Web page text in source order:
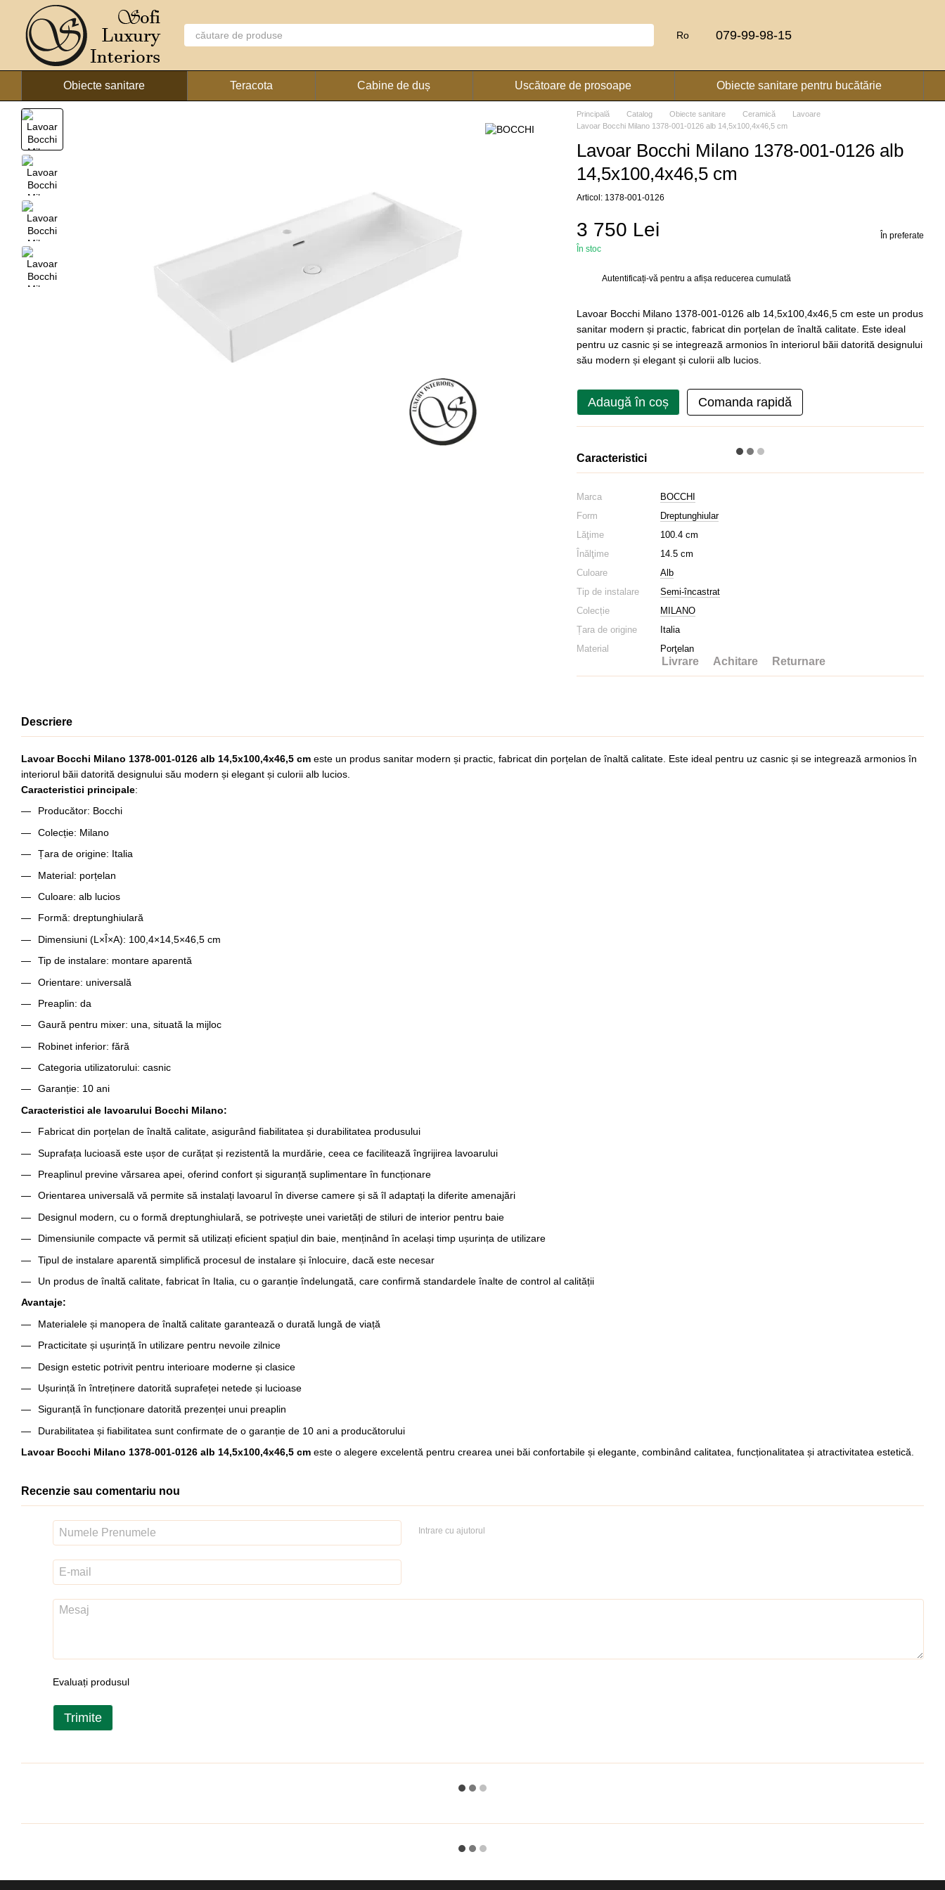
Mergi la conținutul principal
Ro 079-99-98-15
Obiecte sanitare Teracota Cabine de duș Uscătoare de prosoape Obiecte sanitare pentru bucătărie
Principală Catalog Obiecte sanitare Ceramică
Lavoare
Lavoar Bocchi Milano 1378-001-0126 alb 14,5x100,4x46,5 cm
Lavoar Bocchi Milano 1378-001-0126 alb
14,5x100,4x46,5 cm
Articol: 1378-001-0126
3 750 Lei
În stoc
În preferate
Autentificați-văpentru a afișa reducerea cumulată
Lavoar Bocchi Milano 1378-001-0126 alb 14,5x100,4x46,5 cm este un produs
sanitar modern și practic, fabricat din porțelan de înaltă calitate. Este ideal
pentru uz casnic și se integrează armonios în interiorul băii datorită designului
său modern și elegant și culorii alb lucios.
Adaugă în coș Comanda rapidă
Caracteristici
Marca
BOCCHI
Form
Dreptunghiular
Lăţime
100.4 cm
Înălţime
14.5 cm
Culoare
Alb
Tip de instalare
Semi-încastrat
Colecție
MILANO
Țara de origine
Italia
Material
Porţelan
Livrare Achitare Returnare
Descriere
Lavoar Bocchi Milano 1378-001-0126 alb 14,5x100,4x46,5 cm este un produs sanitar modern și practic, fabricat din porțelan de înaltă calitate. Este ideal pentru uz casnic și se integrează armonios în
interiorul băii datorită designului său modern și elegant și culorii alb lucios.
Caracteristici principale:
Producător: Bocchi
Colecție: Milano
Țara de origine: Italia
Material: porțelan
Culoare: alb lucios
Formă: dreptunghiulară
Dimensiuni (L×Î×A): 100,4×14,5×46,5 cm
Tip de instalare: montare aparentă
Orientare: universală
Preaplin: da
Gaură pentru mixer: una, situată la mijloc
Robinet inferior: fără
Categoria utilizatorului: casnic
Garanție: 10 ani
Caracteristici ale lavoarului Bocchi Milano:
Fabricat din porțelan de înaltă calitate, asigurând fiabilitatea și durabilitatea produsului
Suprafața lucioasă este ușor de curățat și rezistentă la murdărie, ceea ce facilitează îngrijirea lavoarului
Preaplinul previne vărsarea apei, oferind confort și siguranță suplimentare în funcționare
Orientarea universală vă permite să instalați lavoarul în diverse camere și să îl adaptați la diferite amenajări
Designul modern, cu o formă dreptunghiulară, se potrivește unei varietăți de stiluri de interior pentru baie
Dimensiunile compacte vă permit să utilizați eficient spațiul din baie, menținând în același timp ușurința de utilizare
Tipul de instalare aparentă simplifică procesul de instalare și înlocuire, dacă este necesar
Un produs de înaltă calitate, fabricat în Italia, cu o garanție îndelungată, care confirmă standardele înalte de control al calității
Avantaje:
Materialele și manopera de înaltă calitate garantează o durată lungă de viață
Practicitate și ușurință în utilizare pentru nevoile zilnice
Design estetic potrivit pentru interioare moderne și clasice
Ușurință în întreținere datorită suprafeței netede și lucioase
Siguranță în funcționare datorită prezenței unui preaplin
Durabilitatea și fiabilitatea sunt confirmate de o garanție de 10 ani a producătorului
Lavoar Bocchi Milano 1378-001-0126 alb 14,5x100,4x46,5 cm este o alegere excelentă pentru crearea unei băi confortabile și elegante, combinând calitatea, funcționalitatea și atractivitatea estetică.
Recenzie sau comentariu nou
Intrare cu ajutorul
Evaluați produsul
Trimite